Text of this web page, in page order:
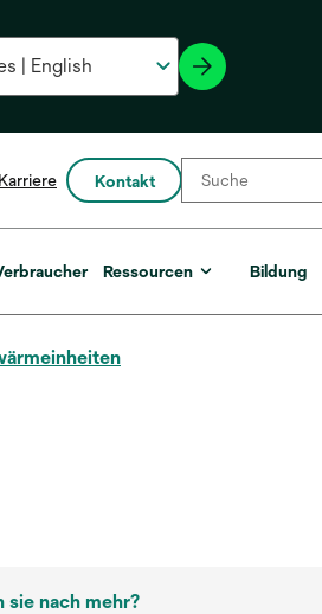
Karriere Kontakt
Ressourcen Bildung
sie nach mehr?